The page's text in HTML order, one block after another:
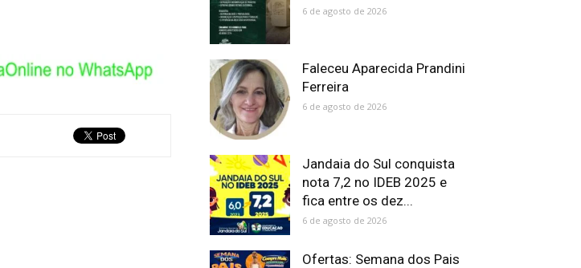
6 de agosto de 2026
Faleceu Aparecida Prandini
Ferreira
6 de agosto de 2026
Jandaia do Sul conquista
nota 7,2 no IDEB 2025 e
fica entre os dez...
6 de agosto de 2026
Ofertas: Semana dos Pais